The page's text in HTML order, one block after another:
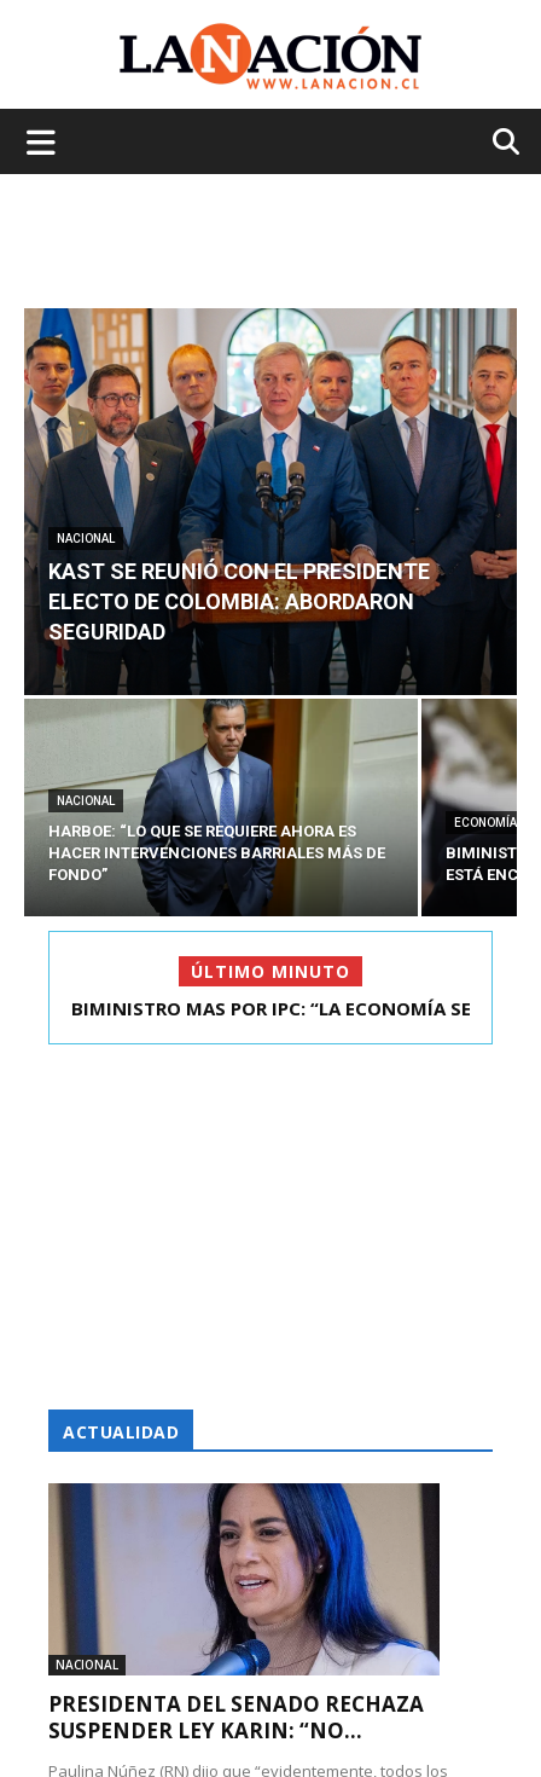
NACIONAL
KAST SE REUNIÓ CON EL PRESIDENTE
ELECTO DE COLOMBIA: ABORDARON
SEGURIDAD
NACIONAL
HARBOE: “LO QUE SE REQUIERE AHORA ES
HACER INTERVENCIONES BARRIALES MÁS DE
FONDO”
ECONOMÍA
BIMINISTRO
ESTÁ
ÚLTIMO MINUTO
KAST SE REUNIÓ CON EL PRESIDENTE ELECTO DE
BIMINISTRO MAS POR IPC: “LA ECONOMÍA SE
ACTUALIDAD
NACIONAL
PRESIDENTA DEL SENADO RECHAZA
SUSPENDER LEY KARIN: “NO...
Paulina Núñez (RN) dijo que “evidentemente, todos los